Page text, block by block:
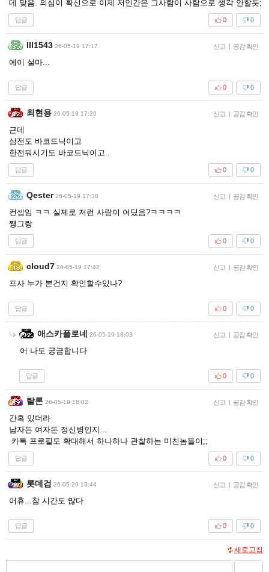
데 맞음. 의심이 확신으로 이제 저인간은 그사람이 사람으로 생각 안할듯;
답글 0
0
Ill1543 26-05-19 17:17 신고 | 공감 확인
에이 설마...
답글 0
0
최현용 26-05-19 17:20 신고 | 공감 확인
근데
삼전도 바코드닉이고
한전뭐시기도 바코드닉이고..
답글 0
0
Qester 26-05-19 17:38 신고 | 공감 확인
컨셉임 ㅋㅋ 실제로 저런 사람이 어딨음?ㅋㅋㅋㅋ
쨍그랑
답글 0
0
cloud7 26-05-19 17:42 신고 | 공감 확인
프사 누가 본건지 확인할수있나?
답글 0
0
애스카플로네 26-05-19 18:03 신고 | 공감 확인
어 나도 궁금합니다
답글 0
0
탈론 26-05-19 18:02 신고 | 공감 확인
간혹 있더라
남자든 여자든 정신병인지...
카톡 프로필도 확대해서 하나하나 관찰하는 미친놈들이;;
답글 0
0
롯데검 26-05-20 13:44 신고 | 공감 확인
어휴...참 시간도 많다
답글 0
0
새로고침